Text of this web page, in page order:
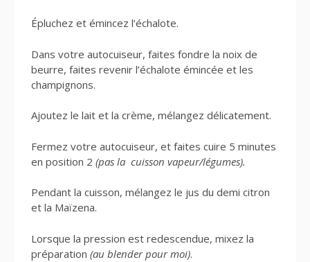
Épluchez et émincez l’échalote.
Dans votre autocuiseur, faites fondre la noix de
beurre, faites revenir l’échalote émincée et les
champignons.
Ajoutez le lait et la crème, mélangez délicatement.
Fermez votre autocuiseur, et faites cuire 5 minutes
en position 2 (pas la cuisson vapeur/légumes).
Pendant la cuisson, mélangez le jus du demi citron
et la Maïzena.
Lorsque la pression est redescendue, mixez la
préparation (au blender pour moi).